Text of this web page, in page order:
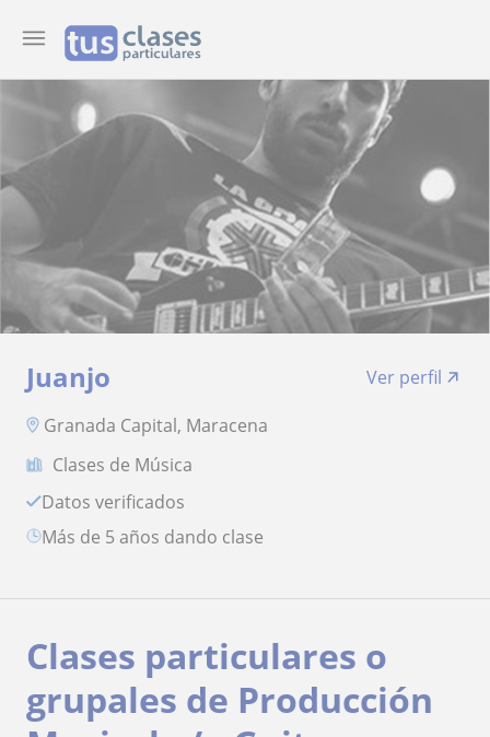
Juanjo
Ver perfil
Granada Capital, Maracena
Clases de Música
Datos verificados
más de 5 años dando clase
Clases particulares o
grupales de Producción